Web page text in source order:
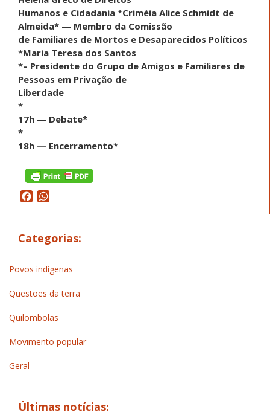
Humanos e Cidadania *Criméia Alice Schmidt de
Almeida* — Membro da Comissão
de Familiares de Mortos e Desaparecidos Políticos
*Maria Teresa dos Santos
*– Presidente do Grupo de Amigos e Familiares de
Pessoas em Privação de
Liberdade
*
17h — Debate*
*
18h — Encerramento*
Facebook
Categorias:
Povos indígenas
Questões da terra
Quilombolas
Movimento popular
Geral
Últimas notícias: